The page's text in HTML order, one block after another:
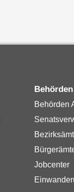
Behörden
Behörden
Jobcenter